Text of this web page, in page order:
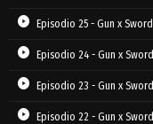
Episodio 25 - Gun x Sword
Episodio 24 - Gun x Sword
Episodio 23 - Gun x Sword
Episodio 22 - Gun x Sword